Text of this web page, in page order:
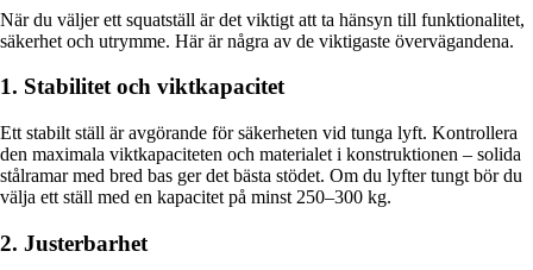
När du väljer ett squatställ är det viktigt att ta hänsyn till funktionalitet,
säkerhet och utrymme. Här är några av de viktigaste övervägandena.
1. Stabilitet och viktkapacitet
Ett stabilt ställ är avgörande för säkerheten vid tunga lyft. Kontrollera
den maximala viktkapaciteten och materialet i konstruktionen – solida
stålramar med bred bas ger det bästa stödet. Om du lyfter tungt bör du
välja ett ställ med en kapacitet på minst 250–300 kg.
2. Justerbarhet